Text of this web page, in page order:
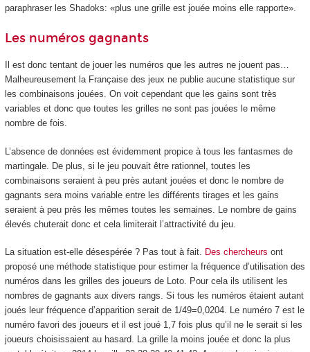
paraphraser les Shadoks: «plus une grille est jouée moins elle rapporte».
Les numéros gagnants
Il est donc tentant de jouer les numéros que les autres ne jouent pas…
Malheureusement la Française des jeux ne publie aucune statistique sur
les combinaisons jouées. On voit cependant que les gains sont très
variables et donc que toutes les grilles ne sont pas jouées le même
nombre de fois.
L’absence de données est évidemment propice à tous les fantasmes de
martingale. De plus, si le jeu pouvait être rationnel, toutes les
combinaisons seraient à peu près autant jouées et donc le nombre de
gagnants sera moins variable entre les différents tirages et les gains
seraient à peu près les mêmes toutes les semaines. Le nombre de gains
élevés chuterait donc et cela limiterait l’attractivité du jeu.
La situation est-elle désespérée ? Pas tout à fait. Des chercheurs ont
proposé une méthode statistique pour estimer la fréquence d’utilisation des
numéros dans les grilles des joueurs de Loto. Pour cela ils utilisent les
nombres de gagnants aux divers rangs. Si tous les numéros étaient autant
joués leur fréquence d’apparition serait de 1/49=0,0204. Le numéro 7 est le
numéro favori des joueurs et il est joué 1,7 fois plus qu’il ne le serait si les
joueurs choisissaient au hasard. La grille la moins jouée et donc la plus